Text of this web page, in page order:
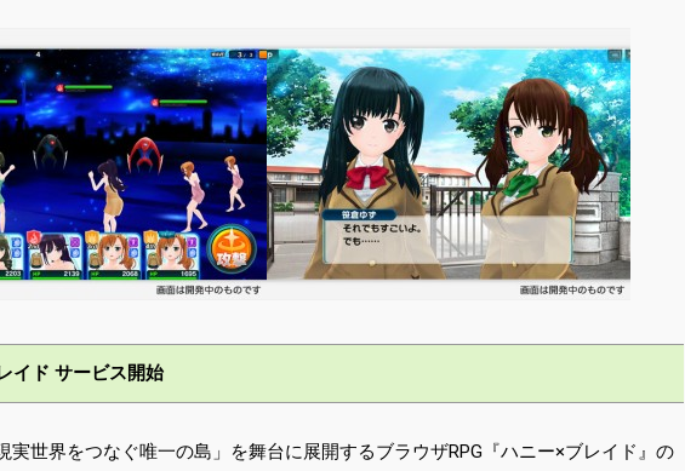
イド サービス開始
実世界をつなぐ唯一の島」を舞台に展開するブラウザRPG『ハニー×ブレイド』の